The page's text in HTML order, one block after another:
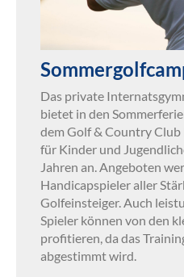
Das private
bietet in den
dem Golf & Country Club
für Kinder und
Jahren an. Angeboten
Handicapspieler aller
Golfeinsteiger. Auch
Spieler können von den
profitieren, da das
abgestimmt wird.